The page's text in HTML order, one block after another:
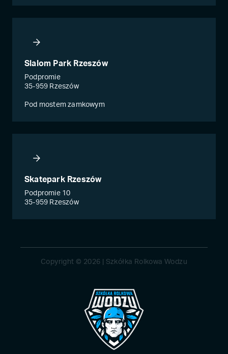
Slalom Park Rzeszów
Podpromie
35-959 Rzeszów
Pod mostem zamkowym
Skatepark Rzeszów
Podpromie 10
35-959 Rzeszów
Copyright © 2026 | Szkółka Rolkowa Wodzu